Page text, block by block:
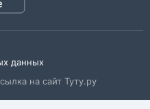
данных
на сайт Туту.ру